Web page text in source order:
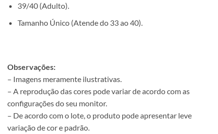
39/40 (Adulto).
Tamanho Único (Atende do 33 ao 40).
Observações:
– Imagens meramente ilustrativas.
– A reprodução das cores pode variar de acordo com as
configurações do seu monitor.
– De acordo com o lote, o produto pode apresentar leve
variação de cor e padrão.